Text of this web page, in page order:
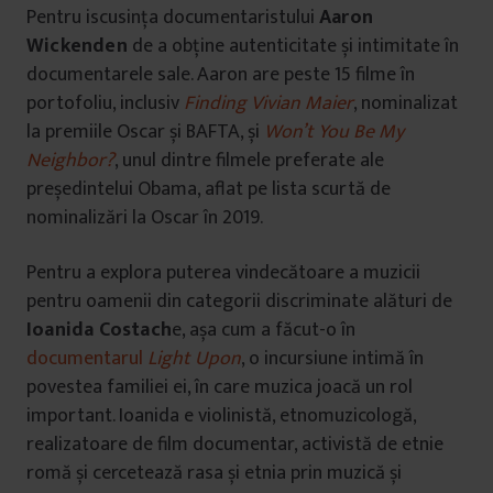
Pentru iscusința documentaristuluiAaron
Wickenden de a obține autenticitate și intimitate în
documentarele sale. Aaron are peste 15 filme în
portofoliu, inclusiv Finding Vivian Maier, nominalizat
la premiile Oscar și BAFTA, și Won’t You Be My
Neighbor?, unul dintre filmele preferate ale
președintelui Obama, aflat pe lista scurtă de
nominalizări la Oscar în 2019.
Pentru a explora puterea vindecătoare a muzicii
pentru oamenii din categorii discriminate alături de
Ioanida Costache, așa cum a făcut-o în
documentarul Light Upon, o incursiune intimă în
povestea familiei ei, în care muzica joacă un rol
important. Ioanida e violinistă, etnomuzicologă,
realizatoare de film documentar, activistă de etnie
romă și cercetează rasa și etnia prin muzică și